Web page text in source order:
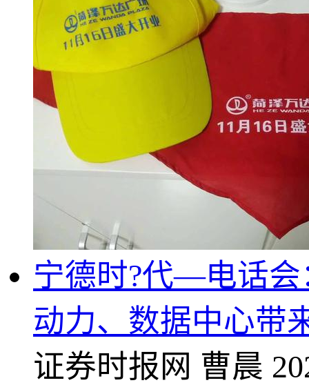
宁德时?代—电话会
动力、数据中心带
证券时报网 曹晨